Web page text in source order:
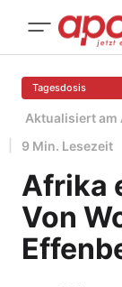
Tagesdosis
Aktualisiert am
9 Min. Lesezeit
Afrika
Von